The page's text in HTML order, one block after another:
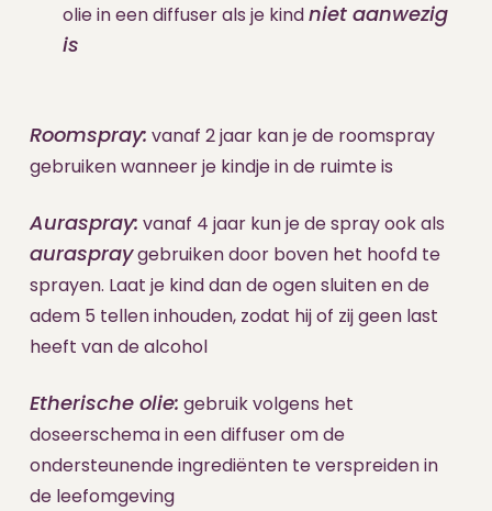
olie in een diffuser als je kindniet aanwezig
is
Roomspray: vanaf 2 jaar kan je de roomspray
gebruiken wanneer je kindje in de ruimte is
Auraspray: vanaf 4 jaar kun je de spray ook als
auraspraygebruiken door boven het hoofd te
sprayen. Laat je kind dan de ogen sluiten en de
adem 5 tellen inhouden, zodat hij of zij geen last
heeft van de alcohol
Etherische olie: gebruik volgens het
doseerschema in een diffuser om de
ondersteunende ingrediënten te verspreiden in
de leefomgeving